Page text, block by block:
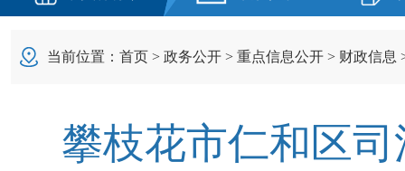
当前位置： 首页 > 政务公开 > 重点信息公开 > 财政信息
攀枝花市仁和区